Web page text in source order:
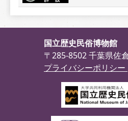
国立歴史民俗博物館
〒285-8502 千葉県佐
プライバシーポリシー